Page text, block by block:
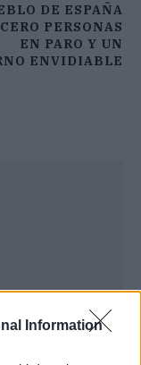
Information
DE ESPAÑA
PERSONAS
EN PARO Y UN
ENVIDIABLE